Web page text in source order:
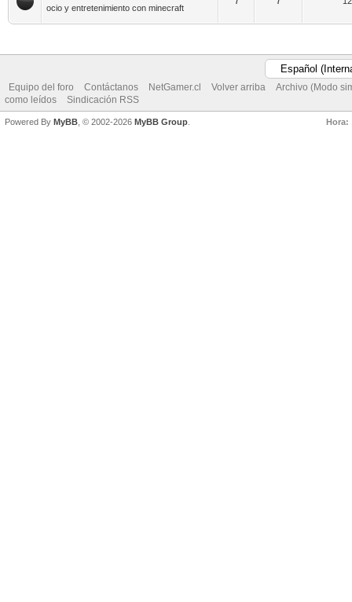
ocio y entretenimiento con minecraft
Equipo del foro Contáctanos NetGamer.cl Volver arriba
Archivo (Modo
como leídos
Sindicación RSS
Hora:
Powered By MyBB , © 2002-2026 MyBB Group